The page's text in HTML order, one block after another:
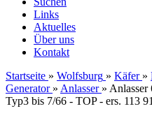
Links
Aktuelles
Über uns
Kontakt
Startseite » Wolfsburg » Käfer »
Generator » Anlasser »
Typ3 bis 7/66 - TOP - ers. 113